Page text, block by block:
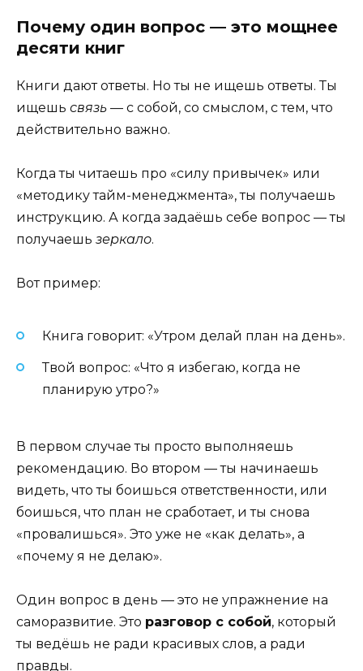
Почему один вопрос — это мощнее
десяти книг
Книги дают ответы. Но ты не ищешь ответы. Ты
ищешь связь — с собой, со смыслом, с тем, что
действительно важно.
Когда ты читаешь про «силу привычек» или
«методику тайм-менеджмента», ты получаешь
инструкцию. А когда задаёшь себе вопрос — ты
получаешь зеркало.
Вот пример:
Книга говорит: «Утром делай план на день».
Твой вопрос: «Что я избегаю, когда не
планирую утро?»
В первом случае ты просто выполняешь
рекомендацию. Во втором — ты начинаешь
видеть, что ты боишься ответственности, или
боишься, что план не сработает, и ты снова
«провалишься». Это уже не «как делать», а
«почему я не делаю».
Один вопрос в день — это не упражнение на
саморазвитие. Это разговор с собой, который
ты ведёшь не ради красивых слов, а ради
правды.